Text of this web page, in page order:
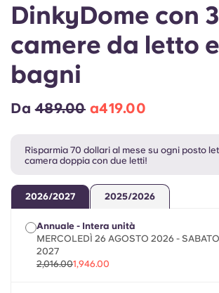
Chinese
Español
Accedi
DinkyDome con 3
camere da letto
bagni
Da489.00 a419.00
Risparmia 70 dollari al mese su ogni posto
camera doppia con due letti!
2026/2027 2025/2026
Annuale - Intera unità
MERCOLEDÌ 26 AGOSTO 2026 -
2027
2,016.001,946.00